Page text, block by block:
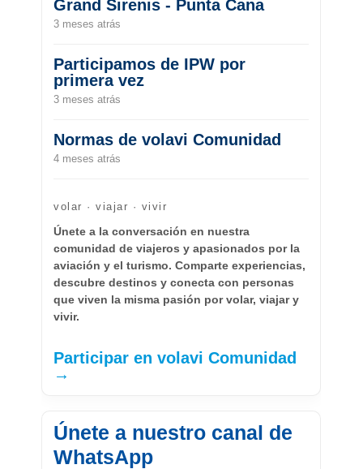
Grand Sirenis - Punta Cana
3 meses atrás
Participamos de IPW por
primera vez
3 meses atrás
Normas de volavi Comunidad
4 meses atrás
volar · viajar · vivir
Únete a la conversación en nuestra
comunidad de viajeros y apasionados por la
aviación y el turismo. Comparte experiencias,
descubre destinos y conecta con personas
que viven la misma pasión por volar, viajar y
vivir.
Participar en volavi Comunidad
→
Únete a nuestro canal de
WhatsApp